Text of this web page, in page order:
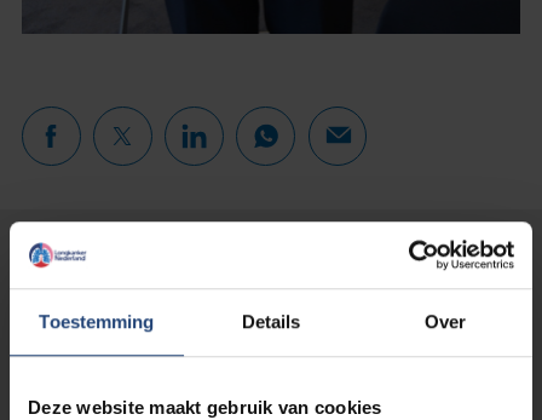
Toestemming Details Over
Deze website maakt gebruik van cookies
Lees verder...